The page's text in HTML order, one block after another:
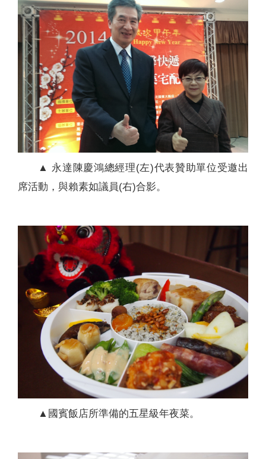
▲ 永達陳慶鴻總經理(左)代表贊助單位受邀出
席活動，與賴素如議員(右)合影。
▲國賓飯店所準備的五星級年夜菜。